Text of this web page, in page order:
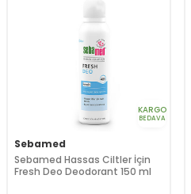
KARGO
BEDAVA
Sebamed
Sebamed Hassas Ciltler İçin
Fresh Deo Deodorant 150 ml